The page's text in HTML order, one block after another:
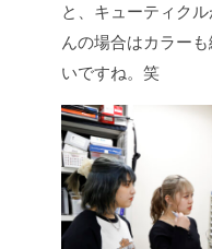
と、キューティク
んの場合はカラー
いですね。笑